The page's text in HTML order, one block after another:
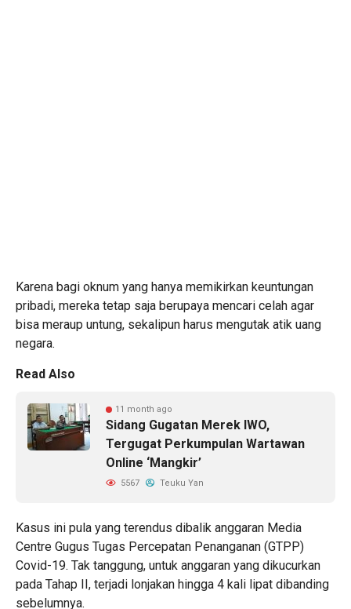
Karena bagi oknum yang hanya memikirkan keuntungan
pribadi, mereka tetap saja berupaya mencari celah agar
bisa meraup untung, sekalipun harus mengutak atik uang
negara.
Read Also
11 month ago
Sidang Gugatan Merek IWO,
Tergugat Perkumpulan Wartawan
Online ‘Mangkir’
5567 Teuku Yan
Kasus ini pula yang terendus dibalik anggaran Media
Centre Gugus Tugas Percepatan Penanganan (GTPP)
Covid-19. Tak tanggung, untuk anggaran yang dikucurkan
pada Tahap II, terjadi lonjakan hingga 4 kali lipat dibanding
sebelumnya.